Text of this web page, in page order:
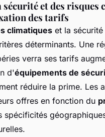
sécurité et des risques
des tarifs
climatiques et la
déterminants. Une
verra ses tarifs
d'équipements de
réduire la prime. Les
offres en fonction du
spécificités